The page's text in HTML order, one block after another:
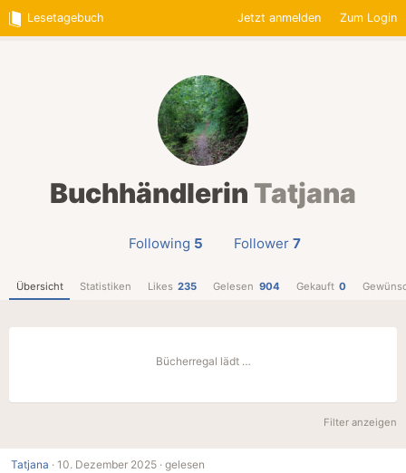
Lesetagebuch Jetzt anmelden Zum Login
Buchhändlerin Tatjana
Following 5 Follower 7
Übersicht Statistiken Likes 235 Gelesen 904 Gekauft 0
Bücherregal lädt …
Filter anzeigen
Tatjana · 10. Dezember 2025 · gelesen